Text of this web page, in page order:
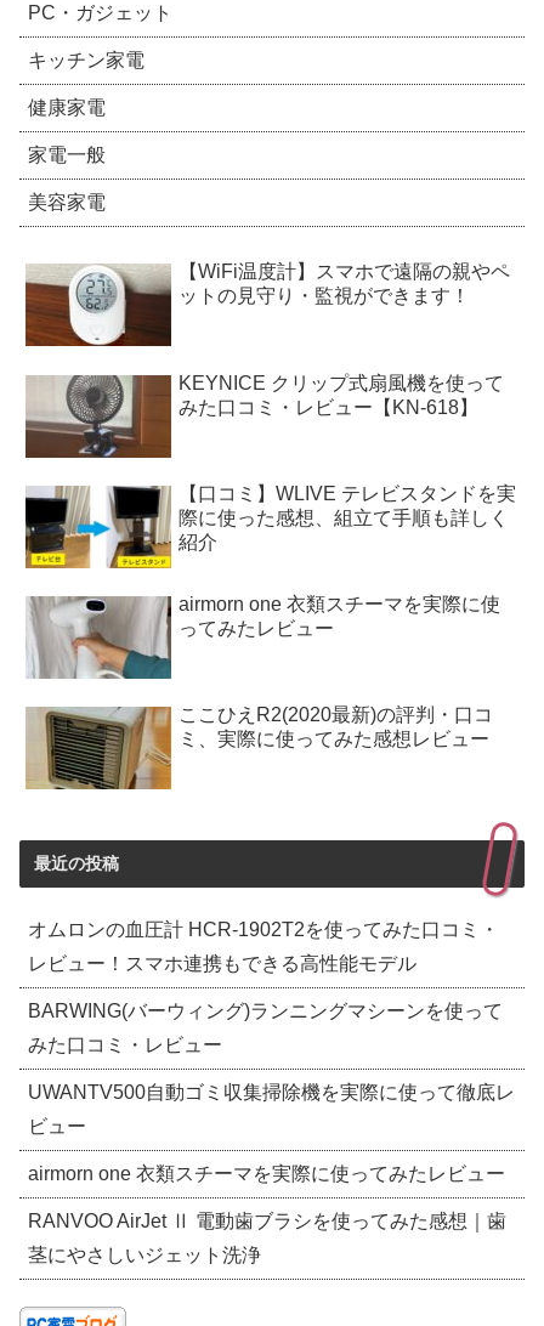
PC・ガジェット
キッチン家電
健康家電
家電一般
美容家電
【WiFi温度計】スマホで遠隔の親やペ
ットの見守り・監視ができます！
KEYNICE クリップ式扇風機を使って
みた口コミ・レビュー【KN-618】
【口コミ】WLIVE テレビスタンドを実
際に使った感想、組立て手順も詳しく
紹介
airmorn one 衣類スチーマを実際に使
ってみたレビュー
ここひえR2(2020最新)の評判・口コ
ミ、実際に使ってみた感想レビュー
最近の投稿
オムロンの血圧計 HCR-1902T2を使ってみた口コミ・
レビュー！スマホ連携もできる高性能モデル
BARWING(バーウィング)ランニングマシーンを使って
みた口コミ・レビュー
UWANTV500自動ゴミ収集掃除機を実際に使って徹底レ
ビュー
airmorn one 衣類スチーマを実際に使ってみたレビュー
RANVOO AirJet Ⅱ 電動歯ブラシを使ってみた感想｜歯
茎にやさしいジェット洗浄